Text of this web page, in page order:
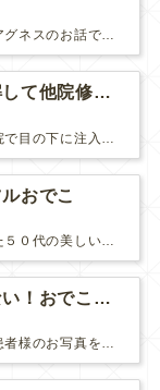
前回に引き続き、今回もアグネスのお話です。 AGNESはとっても良い治療である一方、 欠点もいくつかありますので、そちらもお話ししておきますね。 AGNESの欠点 1. ダウンタイム A...
ヒアルロン酸を分解して他院修正（目の下のチンダル現象とその補正）
おでこ
額にボトックスを行なった５０代の美しい女性です。 エイジングとともに横ジワが目立つようになって、 キメが乱れてツヤが無くなってきます。 ボトックスを額に注射すると 横ジワが目立たなくな...
丸くするだけじゃない！おでこのヒアルロン酸注射
先日、ご紹介した美しい患者様のお写真を使わせていただいて、おでこのヒアルロン酸注射について説明します。 （≫ 写真の患者様の経過はこちら『２年間で若返って綺麗になられた患者様』） なぜおでこに...